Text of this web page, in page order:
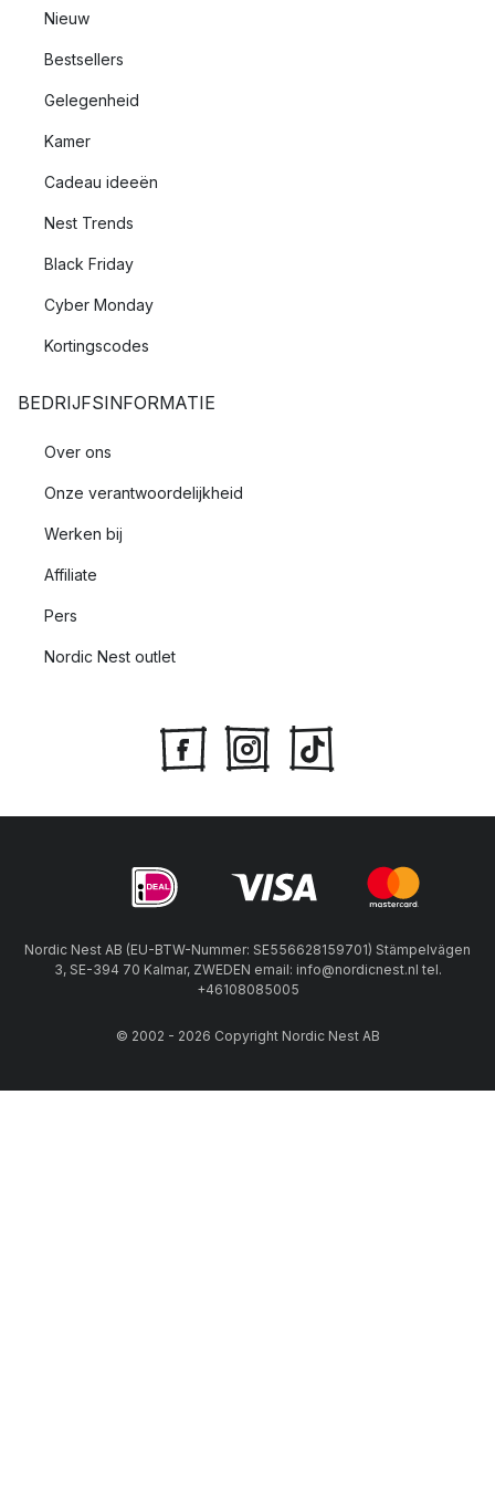
Nieuw
Bestsellers
Gelegenheid
Kamer
Cadeau ideeën
Nest Trends
Black Friday
Cyber Monday
Kortingscodes
BEDRIJFSINFORMATIE
Over ons
Onze verantwoordelijkheid
Werken bij
Affiliate
Pers
Nordic Nest outlet
Nordic Nest AB (EU-BTW-Nummer: SE556628159701) Stämpelvägen
3, SE-394 70 Kalmar, ZWEDEN email: info@nordicnest.nl tel.
+46108085005
© 2002 - 2026 Copyright Nordic Nest AB